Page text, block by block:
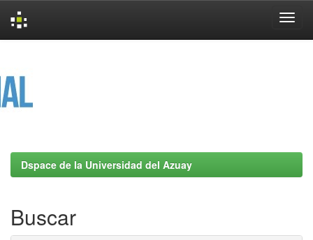
Dspace de la Universidad del Azuay
Buscar